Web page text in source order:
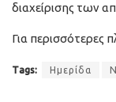
διαχείρισης των
Για περισσότερες
Tags: Ημερίδα